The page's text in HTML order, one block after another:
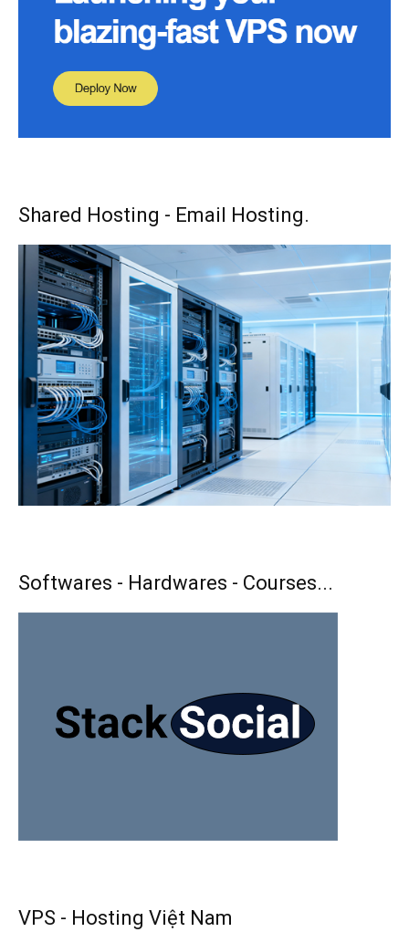
Shared Hosting - Email Hosting.
Softwares - Hardwares - Courses...
VPS - Hosting Việt Nam